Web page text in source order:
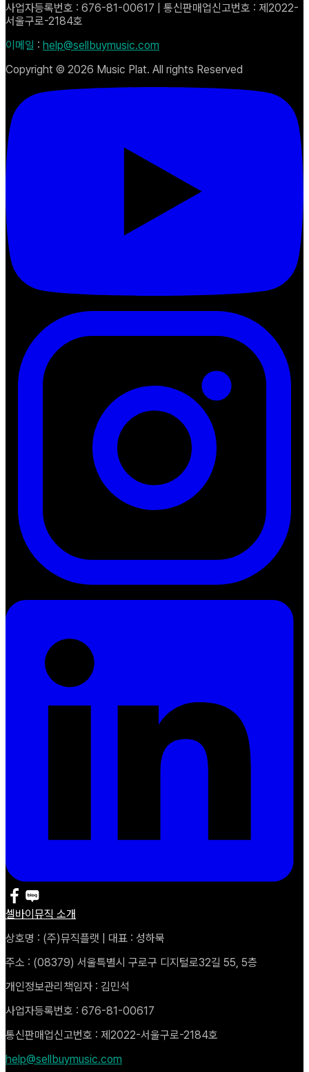
사업자등록번호 : 676-81-00617 | 통신판매업신고번호 : 제2022-
서울구로-2184호
이메일 : help@sellbuymusic.com
Copyright © 2026 Music Plat. All rights Reserved
셀바이뮤직 소개
상호명 : (주)뮤직플랫 | 대표 : 성하묵
주소 : (08379) 서울특별시 구로구 디지털로32길 55, 5층
개인정보관리책임자 : 김민석
사업자등록번호 : 676-81-00617
통신판매업신고번호 : 제2022-서울구로-2184호
help@sellbuymusic.com